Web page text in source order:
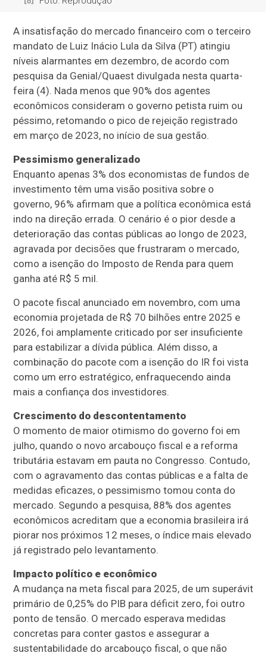
A insatisfação do mercado financeiro com o terceiro
mandato de Luiz Inácio Lula da Silva (PT) atingiu
níveis alarmantes em dezembro, de acordo com
pesquisa da Genial/Quaest divulgada nesta quarta-
feira (4). Nada menos que 90% dos agentes
econômicos consideram o governo petista ruim ou
péssimo, retomando o pico de rejeição registrado
em março de 2023, no início de sua gestão.
Pessimismo generalizado
Enquanto apenas 3% dos economistas de fundos de
investimento têm uma visão positiva sobre o
governo, 96% afirmam que a política econômica está
indo na direção errada. O cenário é o pior desde a
deterioração das contas públicas ao longo de 2023,
agravada por decisões que frustraram o mercado,
como a isenção do Imposto de Renda para quem
ganha até R$ 5 mil.
O pacote fiscal anunciado em novembro, com uma
economia projetada de R$ 70 bilhões entre 2025 e
2026, foi amplamente criticado por ser insuficiente
para estabilizar a dívida pública. Além disso, a
combinação do pacote com a isenção do IR foi vista
como um erro estratégico, enfraquecendo ainda
mais a confiança dos investidores.
Crescimento do descontentamento
O momento de maior otimismo do governo foi em
julho, quando o novo arcabouço fiscal e a reforma
tributária estavam em pauta no Congresso. Contudo,
com o agravamento das contas públicas e a falta de
medidas eficazes, o pessimismo tomou conta do
mercado. Segundo a pesquisa, 88% dos agentes
econômicos acreditam que a economia brasileira irá
piorar nos próximos 12 meses, o índice mais elevado
já registrado pelo levantamento.
Impacto político e econômico
A mudança na meta fiscal para 2025, de um superávit
primário de 0,25% do PIB para déficit zero, foi outro
ponto de tensão. O mercado esperava medidas
concretas para conter gastos e assegurar a
sustentabilidade do arcabouço fiscal, o que não